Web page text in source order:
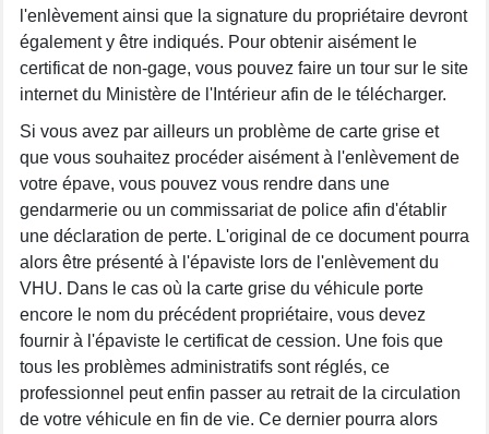
l'enlèvement ainsi que la signature du propriétaire devront
également y être indiqués. Pour obtenir aisément le
certificat de non-gage, vous pouvez faire un tour sur le site
internet du Ministère de l'Intérieur afin de le télécharger.
Si vous avez par ailleurs un problème de carte grise et
que vous souhaitez procéder aisément à l'enlèvement de
votre épave, vous pouvez vous rendre dans une
gendarmerie ou un commissariat de police afin d'établir
une déclaration de perte. L'original de ce document pourra
alors être présenté à l'épaviste lors de l'enlèvement du
VHU. Dans le cas où la carte grise du véhicule porte
encore le nom du précédent propriétaire, vous devez
fournir à l'épaviste le certificat de cession. Une fois que
tous les problèmes administratifs sont réglés, ce
professionnel peut enfin passer au retrait de la circulation
de votre véhicule en fin de vie. Ce dernier pourra alors